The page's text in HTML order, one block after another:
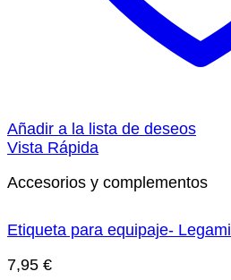
Añadir a la lista de deseos
Vista Rápida
Accesorios y complementos
Etiqueta para equipaje- Legami
7,95 €